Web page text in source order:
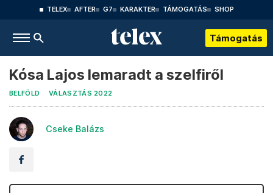
TELEX AFTER G7 KARAKTER TÁMOGATÁS SHOP
Támogatás
Kósa Lajos lemaradt a szelfiről
BELFÖLD VÁLASZTÁS 2022
Cseke Balázs